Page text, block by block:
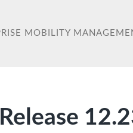
MOBILITY